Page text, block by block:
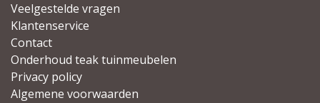
Veelgestelde vragen
Klantenservice
Contact
Onderhoud teak tuinmeubelen
Privacy policy
Algemene voorwaarden